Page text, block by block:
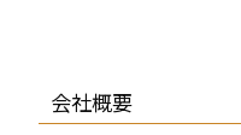
会社概要